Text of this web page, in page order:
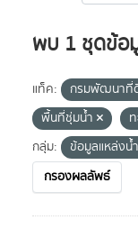
พบ 1 ชุดข้อ
แท็ค: กรมพัฒนาที่
พื้นที่ชุ่มน้ำ
กลุ่ม:
ข้อมูลแหล่งน้ำ
กรองผลลัพธ์